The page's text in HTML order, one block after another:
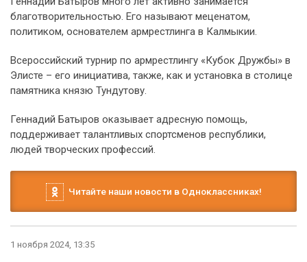
благотворительностью. Его называют меценатом,
политиком, основателем армрестлинга в Калмыкии.
Всероссийский турнир по армрестлингу «Кубок Дружбы» в
Элисте – его инициатива, также, как и установка в столице
памятника князю Тундутову.
Геннадий Батыров оказывает адресную помощь,
поддерживает талантливых спортсменов республики,
людей творческих профессий.
Читайте наши новости в Одноклассниках!
1 ноября 2024, 13:35